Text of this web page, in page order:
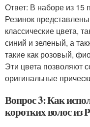
Ответ: В наборе из 15
Резинок
классические цвета,
синий и зеленый, а
такие как розовый,
Эти цвета позволяют
оригинальные
Вопрос 3: Как
коротких волос из